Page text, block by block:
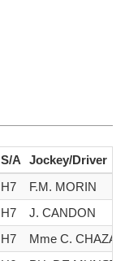
S/A
Jockey/Driver
H7
F.M. MORIN
H7
J. CANDON
H7
Mme C. CHAZAL